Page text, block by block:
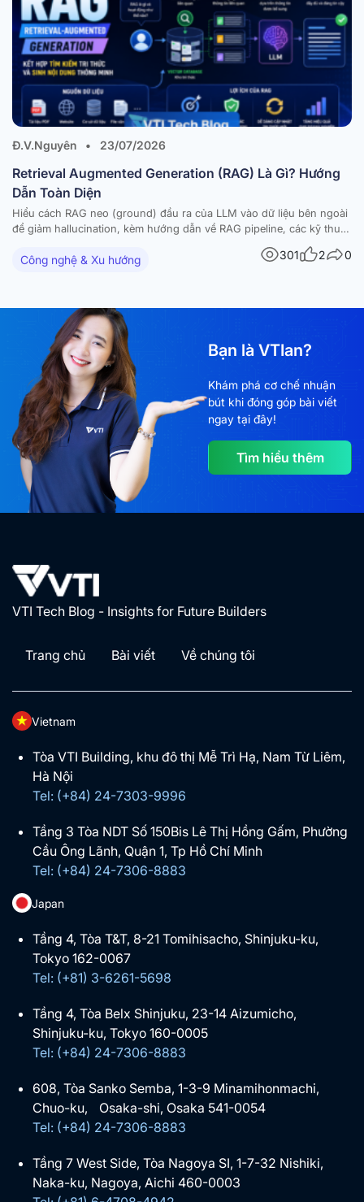
Đ.V.Nguyên • 23/07/2026
Retrieval Augmented Generation (RAG) Là Gì? Hướng
Dẫn Toàn Diện
Hiểu cách RAG neo (ground) đầu ra của LLM vào dữ liệu bên ngoài
để giảm hallucination, kèm hướng dẫn về RAG pipeline, các kỹ thuật
nâng cao và ứng dụng thực tế. Các mô hình ngôn ngữ lớn (large
language models – LLM) đã tạo ra những bước tiến…
Công nghệ & Xu hướng 301 2 0
Bạn là VTIan?
Khám phá cơ chế nhuận
bút khi đóng góp bài viết
ngay tại đây!
Tìm hiểu thêm
VTI Tech Blog - Insights for Future Builders
Trang chủ Bài viết Về chúng tôi
Vietnam
Tòa VTI Building, khu đô thị Mễ Trì Hạ, Nam Từ Liêm,
Hà Nội
Tel: (+84) 24-7303-9996
Tầng 3 Tòa NDT Số 150Bis Lê Thị Hồng Gấm, Phường
Cầu Ông Lãnh, Quận 1, Tp Hồ Chí Minh
Tel: (+84) 24-7306-8883
Japan
Tầng 4, Tòa T&T, 8-21 Tomihisacho, Shinjuku-ku,
Tokyo 162-0067
Tel: (+81) 3-6261-5698
Tầng 4, Tòa Belx Shinjuku, 23-14 Aizumicho,
Shinjuku-ku, Tokyo 160-0005
Tel: (+84) 24-7306-8883
608, Tòa Sanko Semba, 1-3-9 Minamihonmachi,
Chuo-ku, Osaka-shi, Osaka 541-0054
Tel: (+84) 24-7306-8883
Tầng 7 West Side, Tòa Nagoya SI, 1-7-32 Nishiki,
Naka-ku, Nagoya, Aichi 460-0003